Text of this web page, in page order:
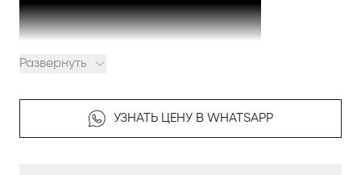
Gianfranco Ferré Home — итальянская фабрика, где
стиль и роскошь превращают интерьеры в
Развернуть
УЗНАТЬ ЦЕНУ В WHATSAPP